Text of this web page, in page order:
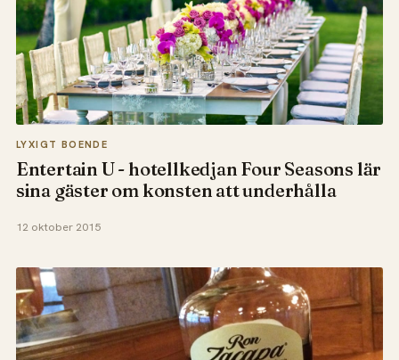
LYXIGT BOENDE
Entertain U - hotellkedjan Four Seasons lär
sina gäster om konsten att underhålla
12 oktober 2015